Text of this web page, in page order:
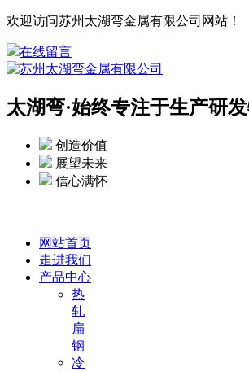
欢迎访问苏州太湖弯金属有限公司网站！
在线留言
太湖弯·始终专注于生产研
创造价值
展望未来
信心满怀
网站首页
走进我们
产品中心
热
轧
扁
钢
冷